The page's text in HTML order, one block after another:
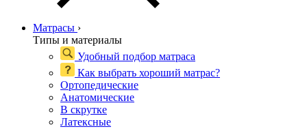
Матрасы ›
Типы и материалы
Удобный подбор матраса
Как выбрать хороший матрас?
Ортопедические
Анатомические
В скрутке
Латексные